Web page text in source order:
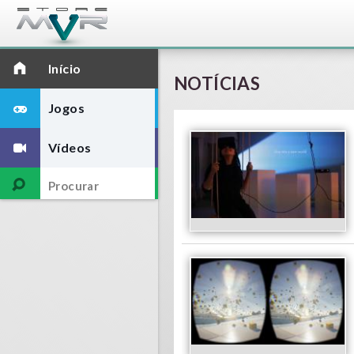
Início
Jogos
Vídeos
NOTÍCIAS